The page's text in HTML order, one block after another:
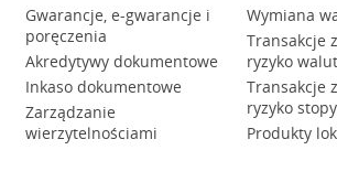
Gwarancje, e-gwarancje i
poręczenia
Akredytywy dokumentowe
Inkaso dokumentowe
Zarządzanie
wierzytelnościami
Wymiana
Transakcje
ryzyko
Transakcje
ryzyko
Produkty